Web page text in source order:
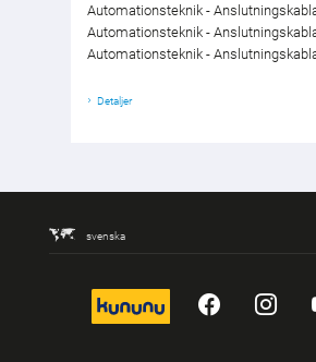
Automationsteknik -
Automationsteknik -
Automationsteknik -
Detaljer
svenska
kununu Facebook